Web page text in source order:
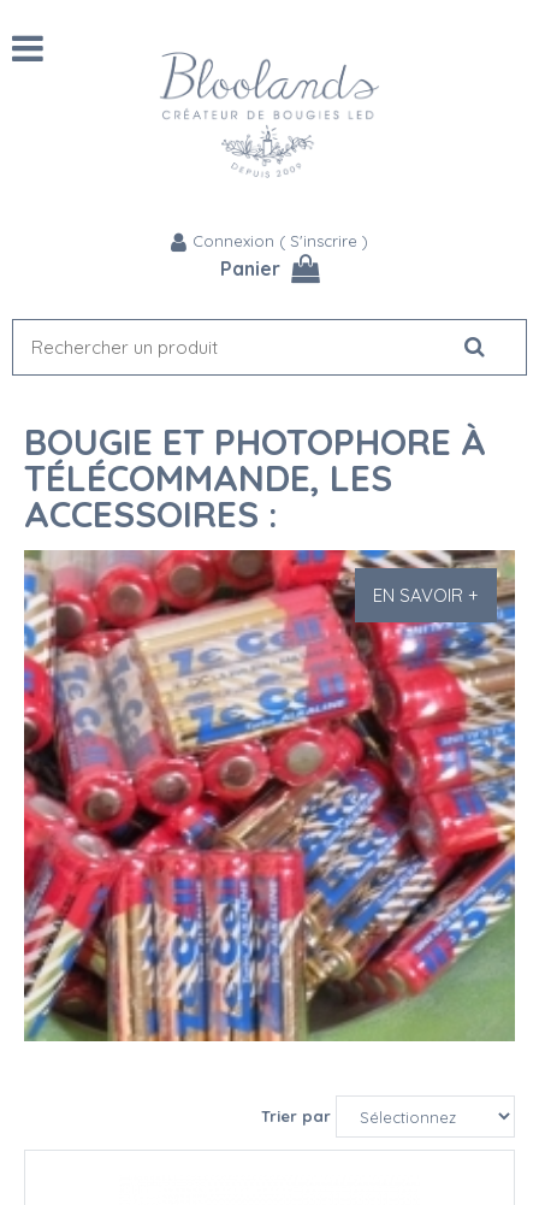
Connexion ( S'inscrire )
Panier
BOUGIE ET PHOTOPHORE À
TÉLÉCOMMANDE, LES
ACCESSOIRES :
EN SAVOIR +
Trier par